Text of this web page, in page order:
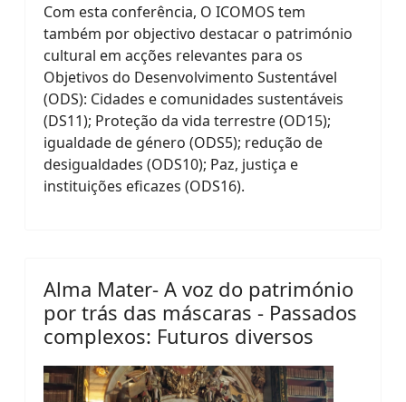
Com esta conferência, O ICOMOS tem
também por objectivo destacar o património
cultural em acções relevantes para os
Objetivos do Desenvolvimento Sustentável
(ODS): Cidades e comunidades sustentáveis
(DS11); Proteção da vida terrestre (OD15);
igualdade de género (ODS5); redução de
desigualdades (ODS10); Paz, justiça e
instituições eficazes (ODS16).
Alma Mater- A voz do património
por trás das máscaras - Passados
complexos: Futuros diversos